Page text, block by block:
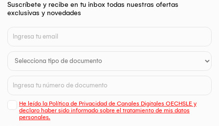
Suscríbete y recibe en tu inbox todas nuestras ofertas
exclusivas y novedades
He leído la Política de Privacidad de Canales Digitales OECHSLE y
declaro haber sido informado sobre el tratamiento de mis datos
personales.